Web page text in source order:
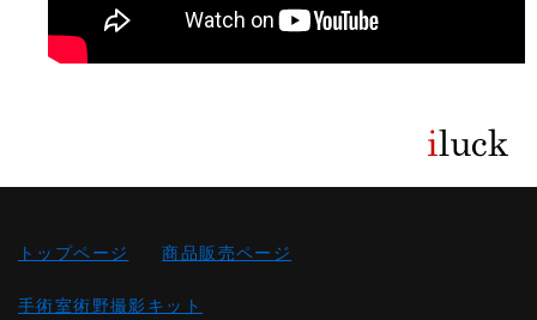
トップページ 商品販売ページ
手術室術野撮影キット